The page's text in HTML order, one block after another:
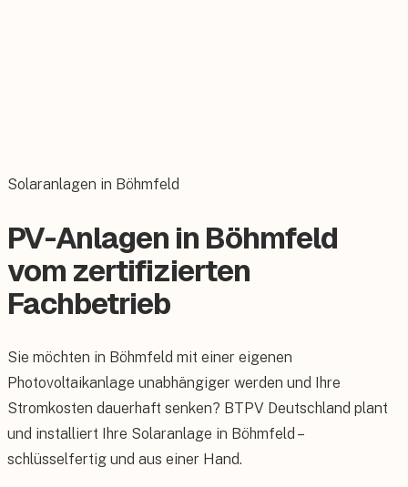
Solaranlagen in Böhmfeld
PV-Anlagen in Böhmfeld
vom zertifizierten
Fachbetrieb
Sie möchten in Böhmfeld mit einer eigenen
Photovoltaikanlage unabhängiger werden und Ihre
Stromkosten dauerhaft senken? BTPV Deutschland plant
und installiert Ihre Solaranlage in Böhmfeld –
schlüsselfertig und aus einer Hand.